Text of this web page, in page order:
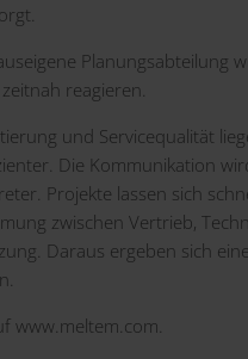
Planungsabteilung
reagieren.
und Servicequalität
Die Kommunikation
Projekte lassen sich
zwischen Vertrieb,
Daraus ergeben sich
www.meltem.com.